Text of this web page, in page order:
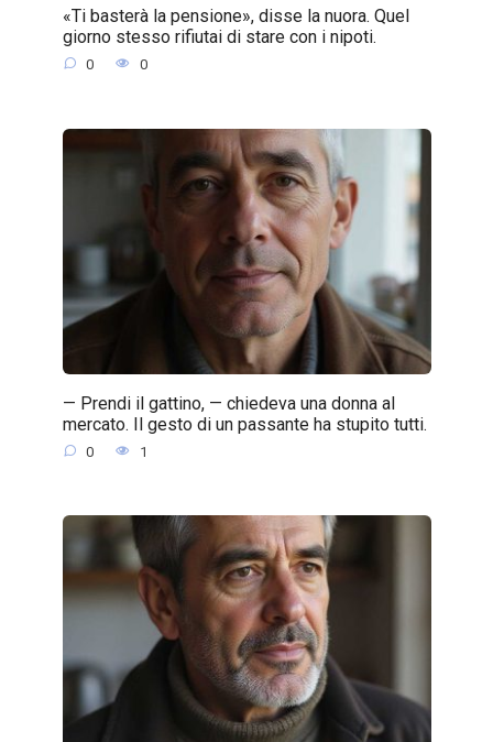
«Ti basterà la pensione», disse la nuora. Quel
giorno stesso rifiutai di stare con i nipoti.
0 0
— Prendi il gattino, — chiedeva una donna al
mercato. Il gesto di un passante ha stupito tutti.
0 1